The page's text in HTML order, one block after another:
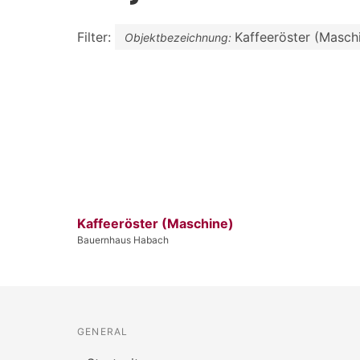
Filter: Objektbezeichnung: Kaffeeröster
Kaffeeröster (Maschine)
Bauernhaus Habach
GENERAL